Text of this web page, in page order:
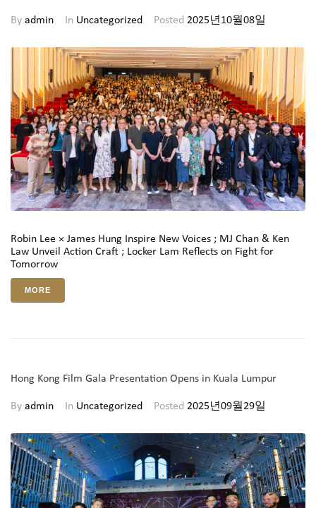
By admin In Uncategorized Posted 2025년10월08일
Robin Lee × James Hung Inspire New Voices ; MJ Chan & Ken
Law Unveil Action Craft ; Locker Lam Reflects on Fight for
Tomorrow
MORE
Hong Kong Film Gala Presentation Opens in Kuala Lumpur
By admin In Uncategorized Posted 2025년09월29일